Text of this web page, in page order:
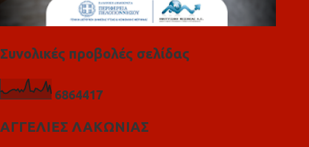
Συνολικές προβολές σελίδας
6864417
ΑΓΓΕΛΙΕΣ ΛΑΚΩΝΙΑΣ